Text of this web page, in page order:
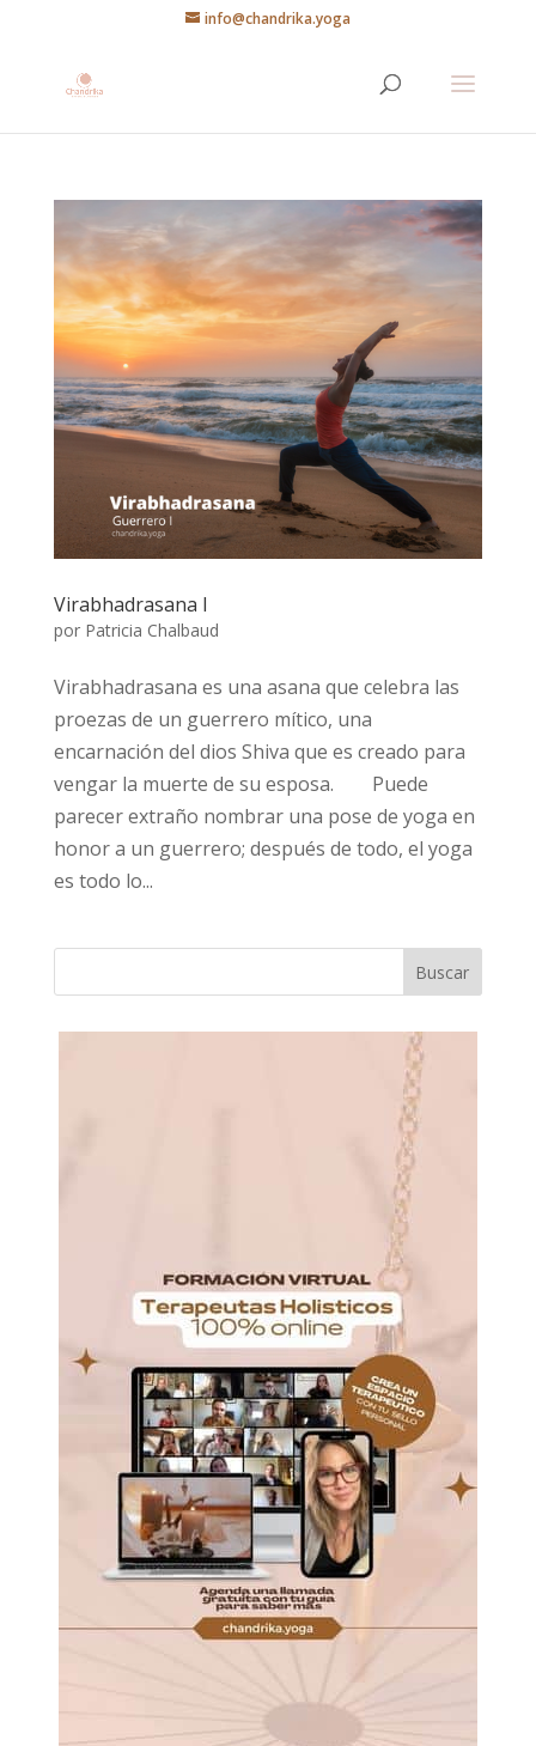
info@chandrika.yoga
Virabhadrasana I
por Patricia Chalbaud
Virabhadrasana es una asana que celebra las
proezas de un guerrero mítico, una
encarnación del dios Shiva que es creado para
vengar la muerte de su esposa.⠀ ⠀ Puede
parecer extraño nombrar una pose de yoga en
honor a un guerrero; después de todo, el yoga
es todo lo...